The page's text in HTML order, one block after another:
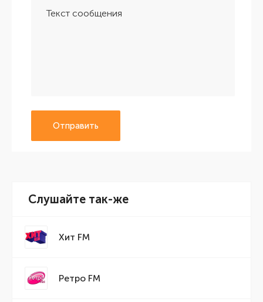
Отправить
Слушайте так-же
Хит FM
Ретро FM